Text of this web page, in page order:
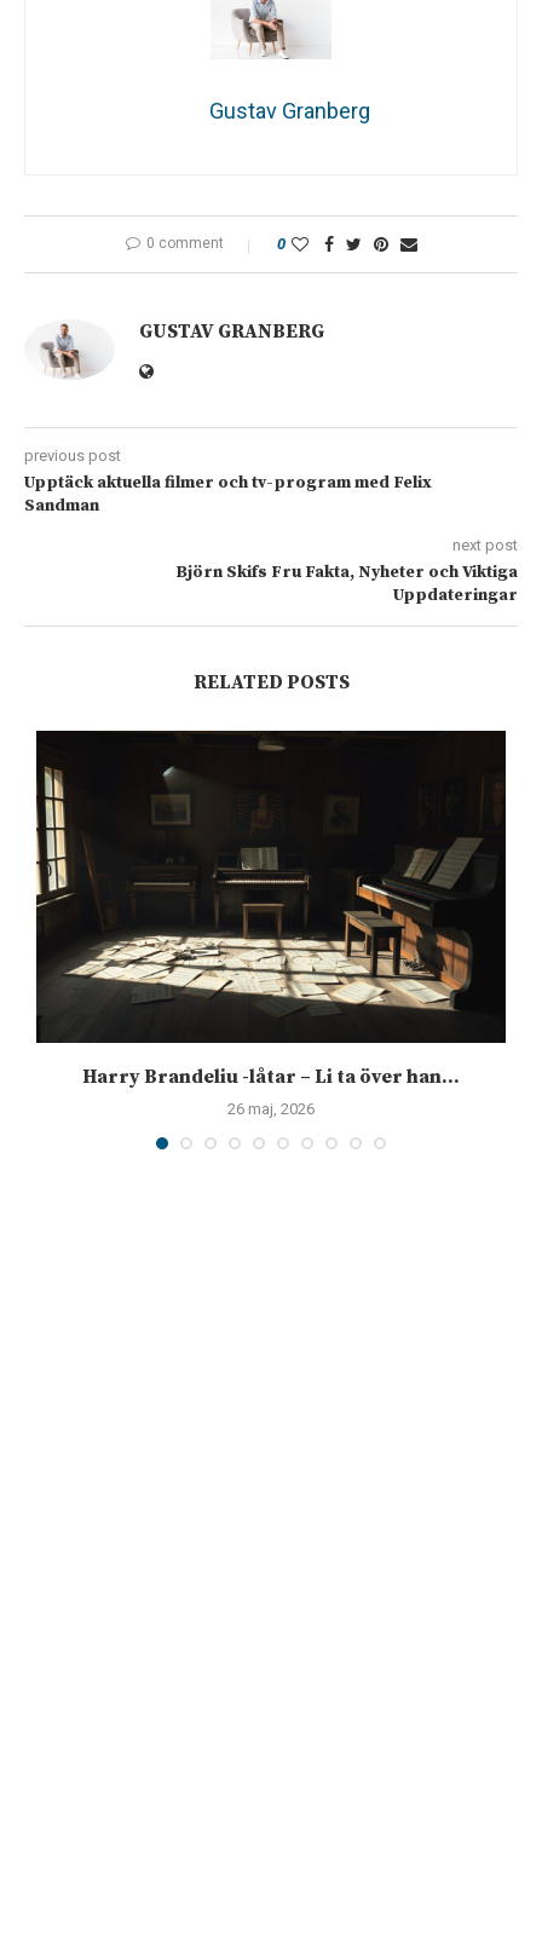
Gustav Granberg
0 comment 0
GUSTAV GRANBERG
previous post
Upptäck aktuella filmer och tv-program med Felix
Sandman
next post
Björn Skifs Fru Fakta, Nyheter och Viktiga
Uppdateringar
RELATED POSTS
Harry Brandeliu -låtar – Li ta över han...
26 maj, 2026